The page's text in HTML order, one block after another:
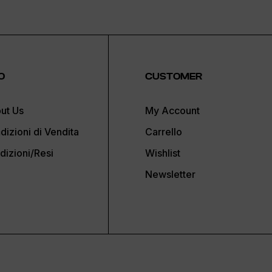
Us
di Vendita
Resi
CUSTOMER
My Account
Carrello
Wishlist
Newsletter